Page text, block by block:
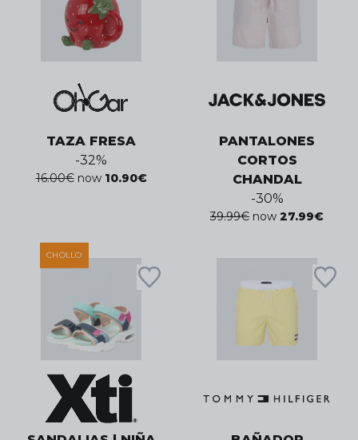
TAZA FRESA
-32%
16.00€ now 10.90€
PANTALONES
CORTOS
CHANDAL
-30%
39.99€ now 27.99€
CHOLLO